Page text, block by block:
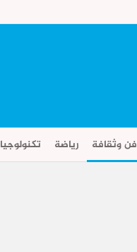
فن وثقافة رياضة تكنولوجيا